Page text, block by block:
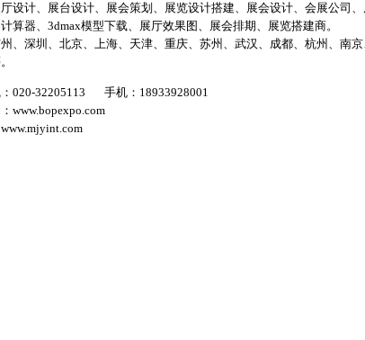
设计、 展台设计、 展会策划 、 展览设计搭建、 展会设计、 会展公司 、
算器、 3dmax模型下载、 展厅效果图 、 展会排期、 展览搭建商。
、深圳、 北京、 上海、天津、 重庆、苏州、 武汉 、 成都、杭州、 南京
020-32205113 手机：18933928001
www.bopexpo.com
www.mjyint.com